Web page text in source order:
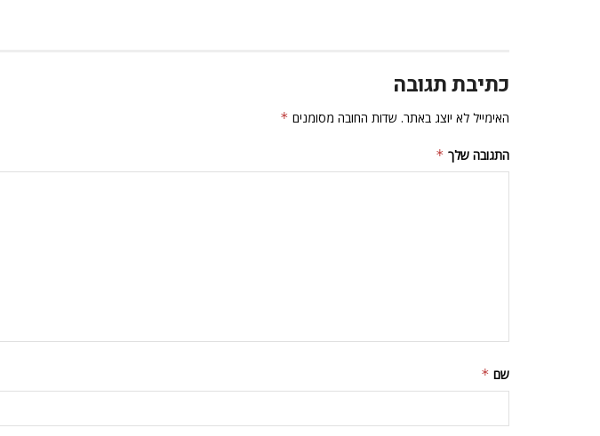
כתיבת תגובה
האימייל לא יוצג באתר. שדות החובה מסומנים *
התגובה שלך *
שם *